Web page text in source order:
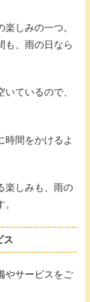
しみの一つ。
も、雨の日なら
ているので、
時間をかけるよ
楽しみも、雨の
ス
やサービスをご